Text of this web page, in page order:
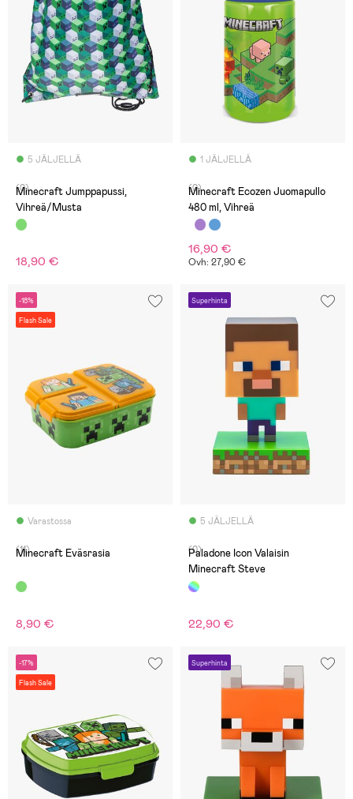
5 JÄLJELLÄ
(0)
Minecraft Jumppapussi,
Vihreä/Musta
18,90 €
1 JÄLJELLÄ
(0)
Minecraft Ecozen Juomapullo
480 ml, Vihreä
16,90 €
Ovh: 27,90 €
-18%
Flash Sale
Varastossa
(11)
Minecraft Eväsrasia
8,90 €
Superhinta
5 JÄLJELLÄ
(0)
Paladone Icon Valaisin
Minecraft Steve
22,90 €
-17%
Flash Sale
Superhinta